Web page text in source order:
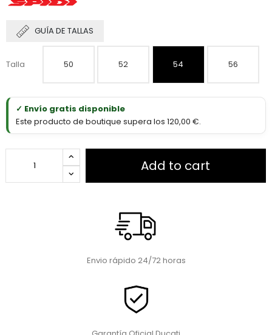
GUÍA DE TALLAS
Talla 50 52 54 56
✓ Envío gratis disponible
Este producto de boutique supera los 120,00 €.
Add to cart
Envio rápido 24/72 horas